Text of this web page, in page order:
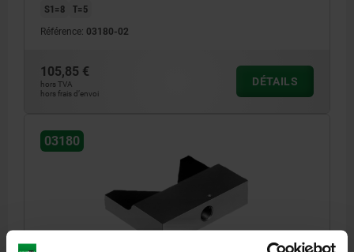
S1=8 T=5
Référence: 03180-02
105,85 €
hors TVA
hors frais d’envoi
DÉTAILS
03180